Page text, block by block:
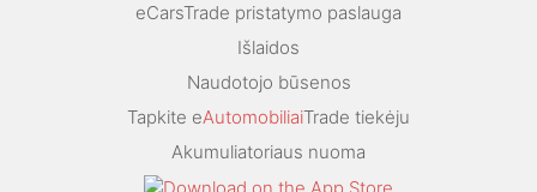
eCarsTrade pristatymo paslauga
Išlaidos
Naudotojo būsenos
Tapkite eAutomobiliaiTrade tiekėju
Akumuliatoriaus nuoma